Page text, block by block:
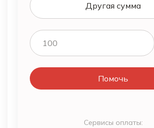
Помочь
Другая сумма
Сервисы оплаты: